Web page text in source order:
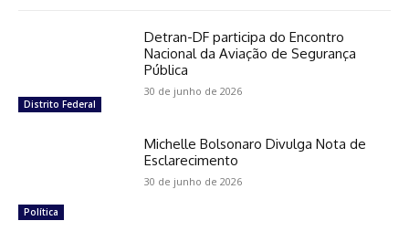
Distrito Federal
Detran-DF participa do Encontro
Nacional da Aviação de Segurança
Pública
30 de junho de 2026
Política
Michelle Bolsonaro Divulga Nota de
Esclarecimento
30 de junho de 2026